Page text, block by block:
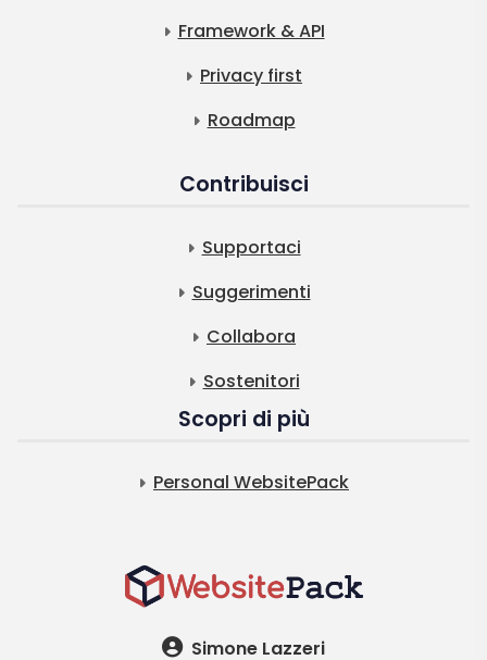
Framework & API
Privacy first
Roadmap
Contribuisci
Supportaci
Suggerimenti
Collabora
Sostenitori
Scopri di più
Personal WebsitePack
Simone Lazzeri